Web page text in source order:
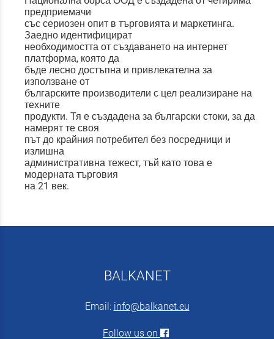
предприемачи
със сериозен опит в търговията и маркетинга.
Заедно идентифицират
необходимостта от създаването на интернет
платформа, която да
бъде лесно достъпна и привлекателна за
използване от
българските производители с цел реализиране на
техните
продукти. Тя е създадена за български стоки, за да
намерят те своя
път до крайния потребител без посредници и
излишна
административна тежест, тъй като това е
модерната търговия
на 21 век.
BALKANET
Email: info@balkanet.eu
Follow us on